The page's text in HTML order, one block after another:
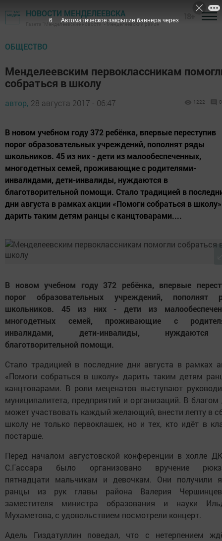
НОВОСТИ МЕНДЕЛЕЕВСКА
Газета "Менделеевские новости" - Менделеевский район
ОБЩЕСТВО
Менделеевским первоклассникам
собраться в школу
автор, 28 августа 2017 - 06:47 1222 0
В новом учебном году 372 ребёнка, впервые переступив
порог образовательных учреждений, пополнят ряды
школьников. 45 из них - дети из малообеспеченных,
многодетных семей, проживающие с родителями-
инвалидами, дети-инвалиды, нуждаются в
благотворительной помощи. Стало традицией в
дни августа в рамках акции «Помоги собраться в школу»
дарить таким детям ранцы с канцтоварами....
В новом учебном году 372 ребёнка, впервые
порог образовательных учреждений, пополнят
школьников. 45 из них - дети из
многодетных семей, проживающие с
инвалидами, дети-инвалиды,
благотворительной помощи.
Стало традицией в последние дни августа в рамках
«Помоги собраться в школу» дарить таким детям
канцтоварами. В роли меценатов выступают
муниципалитета, предприятий и организаций. В благом
может участвовать каждый желающий, внести лепту в
школу не только первоклашек, но и тех, кто идёт в
постарше.
Перед началом августовской конференции в холле
С.Гассара было организовано вручение
пятнадцати мальчикам и девочкам. Они получили
ранцы из рук главы района Валерия
заместителя министра образования и науки
Мухаметова, с удовольствием посмотрели концерт.
Адель Гиздатуллин поведал, что с нетерпением
5 Автоматическое закрытие баннера через